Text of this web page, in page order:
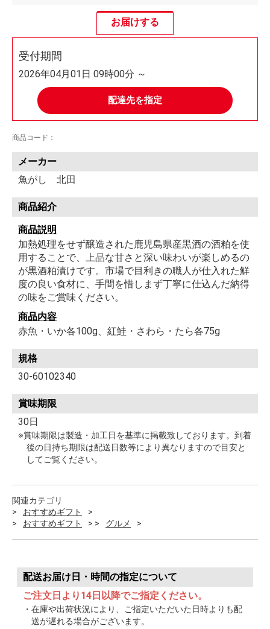
お届けする
配達先を指定
受付期間
2026年04月01日 09時00分 ～
商品コード：
メーカー
魚がし 北田
商品紹介
商品説明
加熱処理をせず醸造された鹿児島県産黒酒の酒粕を使
用することで、上品な甘さと深い味わいが楽しめるの
が黒酒粕漬けです。市場で目利きの職人が仕入れた鮮
度の良い食材に、手間を惜しまず丁寧に仕込んだ納得
の味をご賞味ください。
商品内容
赤魚・いか各100g、紅鮭・さわら・たら各75g
規格
30-60102340
賞味期限
30日
※賞味期限は製造・加工日を基準に掲載致しております。到着
後の日持ち期限は配送日数等により異なりますので目安と
してご覧ください。
関連カテゴリ
おすすめギフト
おすすめギフト
グルメ
配送お届け日・時間の指定について
ご注文日より14日以降でご指定ください。
・在庫や出荷状況により、ご指定いただいた日時よりも配
送が遅れる場合がございます。